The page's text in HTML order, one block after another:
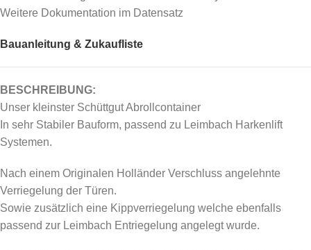
Weitere Dokumentation im Datensatz
Bauanleitung & Zukaufliste
BESCHREIBUNG:
Unser kleinster Schüttgut Abrollcontainer
In sehr Stabiler Bauform, passend zu Leimbach Harkenlift
Systemen.
Nach einem Originalen Holländer Verschluss angelehnte
Verriegelung der Türen.
Sowie zusätzlich eine Kippverriegelung welche ebenfalls
passend zur Leimbach Entriegelung angelegt wurde.